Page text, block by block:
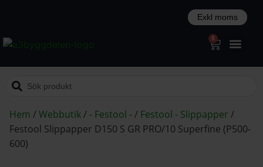
0
Hem /Webbutik/ - Festool -/ Festool - Slippapper /
Festool Slippapper D150 S GR PRO/10 Superfine (P500-
600)